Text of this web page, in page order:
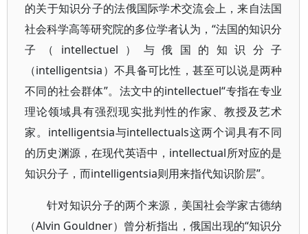
的关于知识分子的法俄国际学术交流会上，来自法国
社会科学高等研究院的多位学者认为，“法国的知识分
子（intellectuel）与俄国的知识分子
（intelligentsia）不具备可比性，甚至可以说是两种
不同的社会群体”。法文中的intellectuel“专指在专业
理论领域具有强烈现实批判性的作家、教授及艺术
家。intelligentsia与intellectuals这两个词具有不同
的历史渊源，在现代英语中，intellectual所对应的是
知识分子，而intelligentsia则用来指代知识阶层”。
针对知识分子的两个来源，美国社会学家古德纳
（Alvin Gouldner）曾分析指出，俄国出现的“知识分